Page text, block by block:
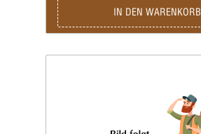
IN DEN WARENKORB